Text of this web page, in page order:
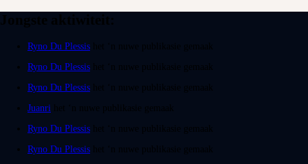
Ryno Du Plessis
Ryno Du Plessis
Ryno Du Plessis
Juanri
Ryno Du Plessis
Ryno Du Plessis